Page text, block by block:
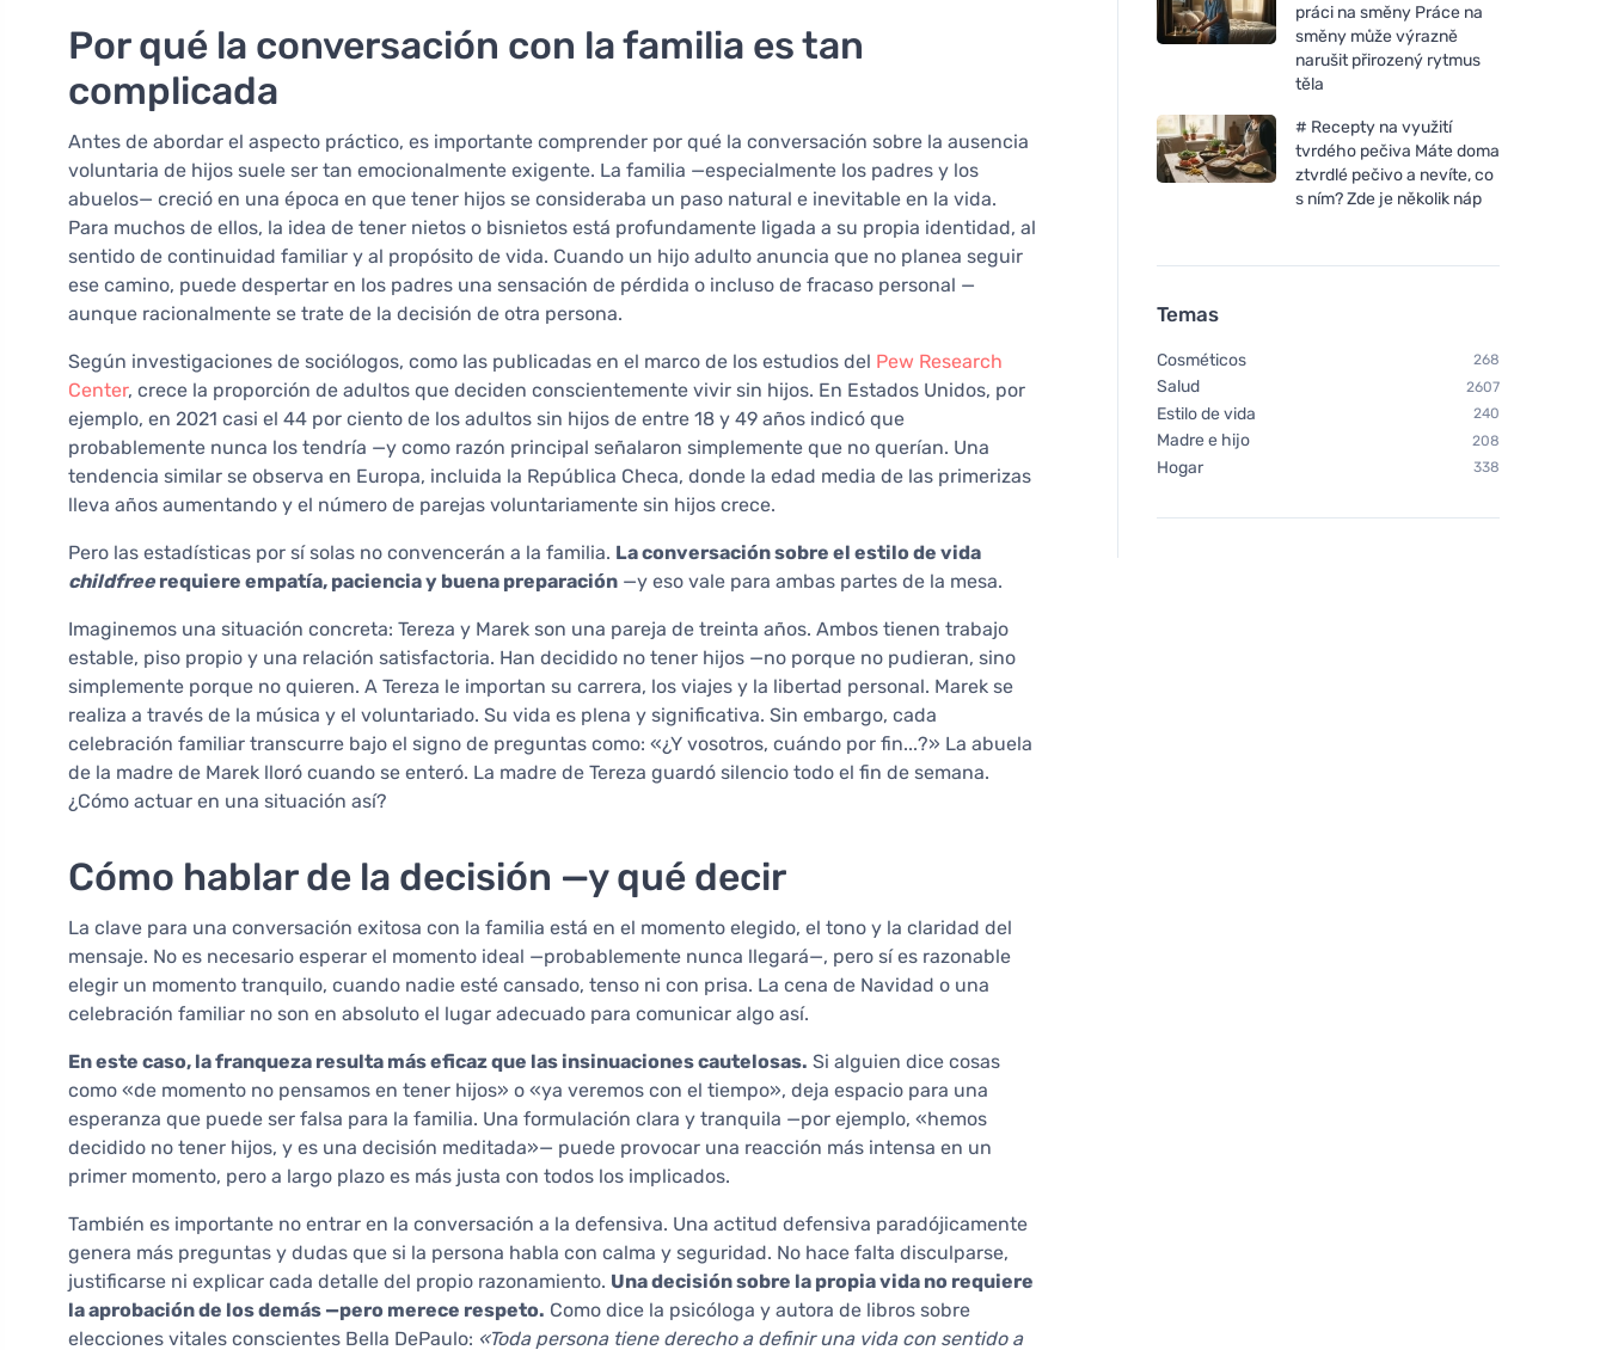
Por qué la conversación con la familia es tan
complicada
Antes de abordar el aspecto práctico, es importante comprender por qué la conversación sobre la ausencia
voluntaria de hijos suele ser tan emocionalmente exigente. La familia —especialmente los padres y los
abuelos— creció en una época en que tener hijos se consideraba un paso natural e inevitable en la vida.
Para muchos de ellos, la idea de tener nietos o bisnietos está profundamente ligada a su propia identidad, al
sentido de continuidad familiar y al propósito de vida. Cuando un hijo adulto anuncia que no planea seguir
ese camino, puede despertar en los padres una sensación de pérdida o incluso de fracaso personal —
aunque racionalmente se trate de la decisión de otra persona.
Según investigaciones de sociólogos, como las publicadas en el marco de los estudios del Pew Research
Center, crece la proporción de adultos que deciden conscientemente vivir sin hijos. En Estados Unidos, por
ejemplo, en 2021 casi el 44 por ciento de los adultos sin hijos de entre 18 y 49 años indicó que
probablemente nunca los tendría —y como razón principal señalaron simplemente que no querían. Una
tendencia similar se observa en Europa, incluida la República Checa, donde la edad media de las primerizas
lleva años aumentando y el número de parejas voluntariamente sin hijos crece.
Pero las estadísticas por sí solas no convencerán a la familia. La conversación sobre el estilo de vida
childfreerequiere empatía, paciencia y buena preparación —y eso vale para ambas partes de la mesa.
Imaginemos una situación concreta: Tereza y Marek son una pareja de treinta años. Ambos tienen trabajo
estable, piso propio y una relación satisfactoria. Han decidido no tener hijos —no porque no pudieran, sino
simplemente porque no quieren. A Tereza le importan su carrera, los viajes y la libertad personal. Marek se
realiza a través de la música y el voluntariado. Su vida es plena y significativa. Sin embargo, cada
celebración familiar transcurre bajo el signo de preguntas como: «¿Y vosotros, cuándo por fin...?» La abuela
de la madre de Marek lloró cuando se enteró. La madre de Tereza guardó silencio todo el fin de semana.
¿Cómo actuar en una situación así?
Cómo hablar de la decisión —y qué decir
La clave para una conversación exitosa con la familia está en el momento elegido, el tono y la claridad del
mensaje. No es necesario esperar el momento ideal —probablemente nunca llegará—, pero sí es razonable
elegir un momento tranquilo, cuando nadie esté cansado, tenso ni con prisa. La cena de Navidad o una
celebración familiar no son en absoluto el lugar adecuado para comunicar algo así.
En este caso, la franqueza resulta más eficaz que las insinuaciones cautelosas. Si alguien dice cosas
como «de momento no pensamos en tener hijos» o «ya veremos con el tiempo», deja espacio para una
esperanza que puede ser falsa para la familia. Una formulación clara y tranquila —por ejemplo, «hemos
decidido no tener hijos, y es una decisión meditada»— puede provocar una reacción más intensa en un
primer momento, pero a largo plazo es más justa con todos los implicados.
También es importante no entrar en la conversación a la defensiva. Una actitud defensiva paradójicamente
genera más preguntas y dudas que si la persona habla con calma y seguridad. No hace falta disculparse,
justificarse ni explicar cada detalle del propio razonamiento. Una decisión sobre la propia vida no requiere
la aprobación de los demás —pero merece respeto. Como dice la psicóloga y autora de libros sobre
elecciones vitales conscientes Bella DePaulo: «Toda persona tiene derecho a definir una vida con sentido a
práci na směny Práce na
směny může výrazně
narušit přirozený rytmus
těla
# Recepty na využití
tvrdého pečiva Máte doma
ztvrdlé pečivo a nevíte, co
s ním? Zde je několik náp
Temas
Cosméticos 268
Salud 2607
Estilo de vida 240
Madre e hijo 208
Hogar 338